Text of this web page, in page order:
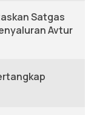
Satgas
Avtur